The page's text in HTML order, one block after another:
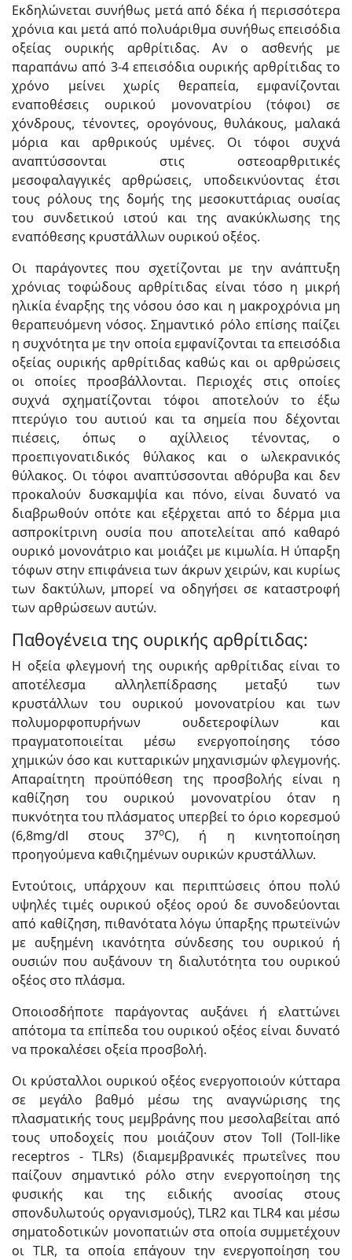
Εκδηλώνεται συνήθως μετά από δέκα ή περισσότερα
χρόνια και μετά από πολυάριθμα συνήθως επεισόδια
οξείας ουρικής αρθρίτιδας. Αν ο ασθενής με
παραπάνω από 3-4 επεισόδια ουρικής αρθρίτιδας το
χρόνο μείνει χωρίς θεραπεία, εμφανίζονται
εναποθέσεις ουρικού μονονατρίου (τόφοι) σε
χόνδρους, τένοντες, ορογόνους, θυλάκους, μαλακά
μόρια και αρθρικούς υμένες. Οι τόφοι συχνά
αναπτύσσονται στις οστεοαρθριτικές
μεσοφαλαγγικές αρθρώσεις, υποδεικνύοντας έτσι
τους ρόλους της δομής της μεσοκυττάριας ουσίας
του συνδετικού ιστού και της ανακύκλωσης της
εναπόθεσης κρυστάλλων ουρικού οξέος.
Οι παράγοντες που σχετίζονται με την ανάπτυξη
χρόνιας τοφώδους αρθρίτιδας είναι τόσο η μικρή
ηλικία έναρξης της νόσου όσο και η μακροχρόνια μη
θεραπευόμενη νόσος. Σημαντικό ρόλο επίσης παίζει
η συχνότητα με την οποία εμφανίζονται τα επεισόδια
οξείας ουρικής αρθρίτιδας καθώς και οι αρθρώσεις
οι οποίες προσβάλλονται. Περιοχές στις οποίες
συχνά σχηματίζονται τόφοι αποτελούν το έξω
πτερύγιο του αυτιού και τα σημεία που δέχονται
πιέσεις, όπως ο αχίλλειος τένοντας, ο
προεπιγονατιδικός θύλακος και ο ωλεκρανικός
θύλακος. Οι τόφοι αναπτύσσονται αθόρυβα και δεν
προκαλούν δυσκαμψία και πόνο, είναι δυνατό να
διαβρωθούν οπότε και εξέρχεται από το δέρμα μια
ασπροκίτρινη ουσία που αποτελείται από καθαρό
ουρικό μονονάτριο και μοιάζει με κιμωλία. Η ύπαρξη
τόφων στην επιφάνεια των άκρων χειρών, και κυρίως
των δακτύλων, μπορεί να οδηγήσει σε καταστροφή
των αρθρώσεων αυτών.
Παθογένεια της ουρικής αρθρίτιδας:
Η οξεία φλεγμονή της ουρικής αρθρίτιδας είναι το
αποτέλεσμα αλληλεπίδρασης μεταξύ των
κρυστάλλων του ουρικού μονονατρίου και των
πολυμορφοπυρήνων ουδετεροφίλων και
πραγματοποιείται μέσω ενεργοποίησης τόσο
χημικών όσο και κυτταρικών μηχανισμών φλεγμονής.
Απαραίτητη προϋπόθεση της προσβολής είναι η
καθίζηση του ουρικού μονονατρίου όταν η
πυκνότητα του πλάσματος υπερβεί το όριο κορεσμού
(6,8mg/dl στους 37oC), ή η κινητοποίηση
προηγούμενα καθιζημένων ουρικών κρυστάλλων.
Εντούτοις, υπάρχουν και περιπτώσεις όπου πολύ
υψηλές τιμές ουρικού οξέος ορού δε συνοδεύονται
από καθίζηση, πιθανότατα λόγω ύπαρξης πρωτεϊνών
με αυξημένη ικανότητα σύνδεσης του ουρικού ή
ουσιών που αυξάνουν τη διαλυτότητα του ουρικού
οξέος στο πλάσμα.
Οποιοσδήποτε παράγοντας αυξάνει ή ελαττώνει
απότομα τα επίπεδα του ουρικού οξέος είναι δυνατό
να προκαλέσει οξεία προσβολή.
Οι κρύσταλλοι ουρικού οξέος ενεργοποιούν κύτταρα
σε μεγάλο βαθμό μέσω της αναγνώρισης της
πλασματικής τους μεμβράνης που μεσολαβείται από
τους υποδοχείς που μοιάζουν στον Toll (Toll-like
receptros - ΤLRs) (διαμεμβρανικές πρωτεΐνες που
παίζουν σημαντικό ρόλο στην ενεργοποίηση της
φυσικής και της ειδικής ανοσίας στους
σπονδυλωτούς οργανισμούς), TLR2 και TLR4 και μέσω
σηματοδοτικών μονοπατιών στα οποία συμμετέχουν
οι TLR, τα οποία επάγουν την ενεργοποίηση του